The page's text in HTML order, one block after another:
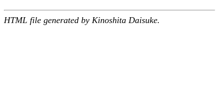
HTML file generated by Kinoshita Daisuke.